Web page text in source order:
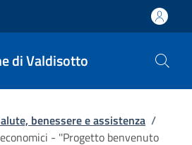
di Valdisotto
benessere e assistenza /
- ''Progetto benvenuto